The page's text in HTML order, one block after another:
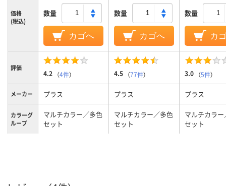
価格
(税込)
数量
カゴへ
数量
カゴへ
数量
カ
評価
4.2 （4件） 4.5 （77件） 3.0 （5件）
メーカー プラス プラス プラス
カラーグ
ループ
マルチカラー／多色
セット
マルチカラー／多色
セット
マルチカラ
セット